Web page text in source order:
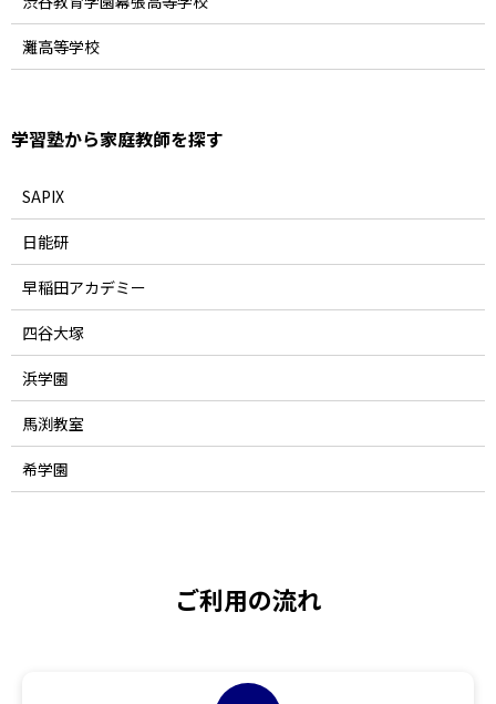
灘高等学校
学習塾から家庭教師を探す
SAPIX
日能研
早稲田アカデミー
四谷大塚
浜学園
馬渕教室
希学園
ご利用の流れ